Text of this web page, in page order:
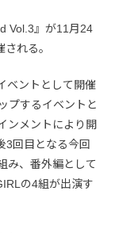
Vol.3』が11月24
れる。
ベントとして開催
プするイベントと
ンメントにより開
3回目となる今回
み、番外編として
の4組が出演す